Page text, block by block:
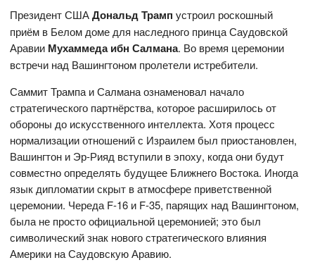
Президент СШАДональд Трамп устроил роскошный
приём в Белом доме для наследного принца Саудовской
Аравии Мухаммеда ибн Салмана. Во время церемонии
встречи над Вашингтоном пролетели истребители.
Саммит Трампа и Салмана ознаменовал начало
стратегического партнёрства, которое расширилось от
обороны до искусственного интеллекта. Хотя процесс
нормализации отношений с Израилем был приостановлен,
Вашингтон и Эр-Рияд вступили в эпоху, когда они будут
совместно определять будущее Ближнего Востока. Иногда
язык дипломатии скрыт в атмосфере приветственной
церемонии. Череда F-16 и F-35, парящих над Вашингтоном,
была не просто официальной церемонией; это был
символический знак нового стратегического влияния
Америки на Саудовскую Аравию.